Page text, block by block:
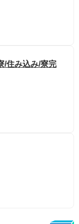
/住み込み/寮完